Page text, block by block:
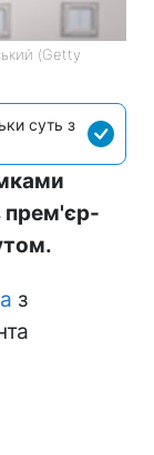
(Getty
суть з
прем'єр-
з